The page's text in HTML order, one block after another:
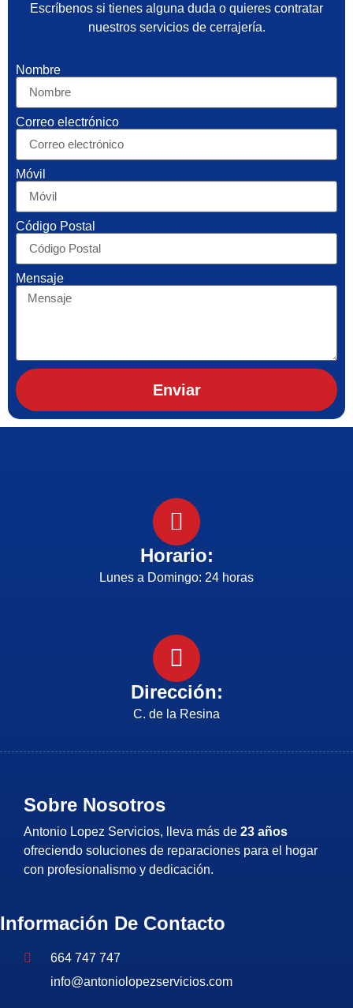
Escríbenos si tienes alguna duda o quieres contratar
nuestros servicios de cerrajería.
Nombre
Correo electrónico
Móvil
Código Postal
Mensaje
Enviar
Horario:
Lunes a Domingo: 24 horas
Dirección:
C. de la Resina
Sobre Nosotros
Antonio Lopez Servicios, lleva más de 23 años
ofreciendo soluciones de reparaciones para el hogar
con profesionalismo y dedicación.
Información De Contacto
664 747 747
info@antoniolopezservicios.com